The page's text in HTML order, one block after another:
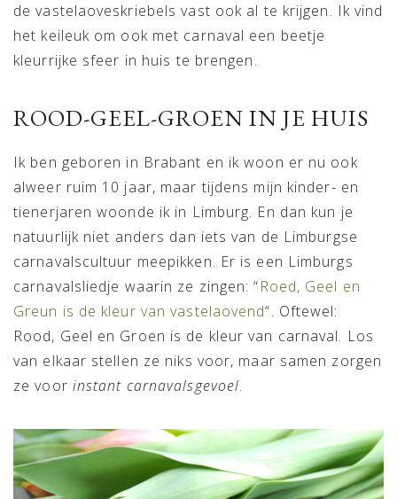
de vastelaoveskriebels vast ook al te krijgen. Ik vind
het keileuk om ook met carnaval een beetje
kleurrijke sfeer in huis te brengen.
ROOD-GEEL-GROEN IN JE HUIS
Ik ben geboren in Brabant en ik woon er nu ook
alweer ruim 10 jaar, maar tijdens mijn kinder- en
tienerjaren woonde ik in Limburg. En dan kun je
natuurlijk niet anders dan iets van de Limburgse
carnavalscultuur meepikken. Er is een Limburgs
carnavalsliedje waarin ze zingen: “Roed, Geel en
Greun is de kleur van vastelaovend“. Oftewel:
Rood, Geel en Groen is de kleur van carnaval. Los
van elkaar stellen ze niks voor, maar samen zorgen
ze voor instant carnavalsgevoel.